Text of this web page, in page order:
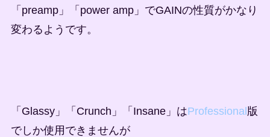
「preamp」「power amp」でGAINの性質がかなり
変わるようです。
「Glassy」「Crunch」「Insane」はProfessional版
でしか使用できませんが